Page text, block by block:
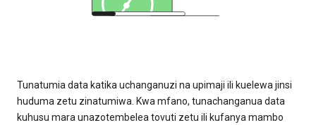
Tunatumia data katika uchanganuzi na upimaji ili kuelewa jinsi
huduma zetu zinatumiwa. Kwa mfano, tunachanganua data
kuhusu mara unazotembelea tovuti zetu ili kufanya mambo